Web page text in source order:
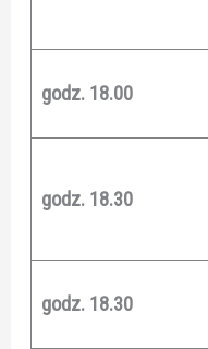
godz. 18.00
godz. 18.30
godz. 18.30